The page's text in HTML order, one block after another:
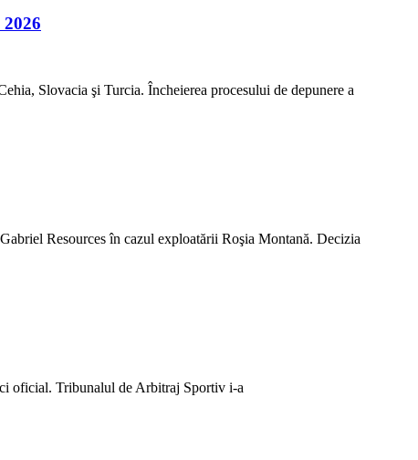
Slovacia şi Turcia. Încheierea procesului de depunere a
Resources în cazul exploatării Roşia Montană. Decizia
oficial. Tribunalul de Arbitraj Sportiv i-a